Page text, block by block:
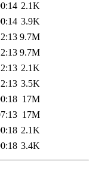
2.1K
3.9K
9.7M
9.7M
2.1K
3.5K
17M
17M
2.1K
3.4K